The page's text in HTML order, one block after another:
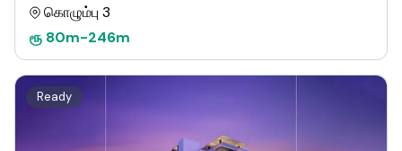
கொழும்பு 3
ரூ 80m-246m
Ready